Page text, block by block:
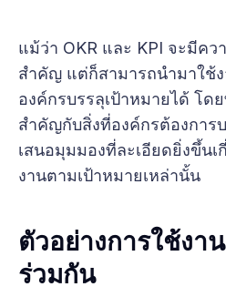
แม้ว่า OKR และ KPI จะมีค
สำคัญ แต่ก็สามารถนำมาใช้
องค์กรบรรลุเป้าหมายได้ โด
สำคัญกับสิ่งที่องค์กรต้องการ
เสนอมุมมองที่ละเอียดยิ่งขึ้น
งานตามเป้าหมายเหล่านั้น
ตัวอย่างการใช้งา
ร่วมกัน